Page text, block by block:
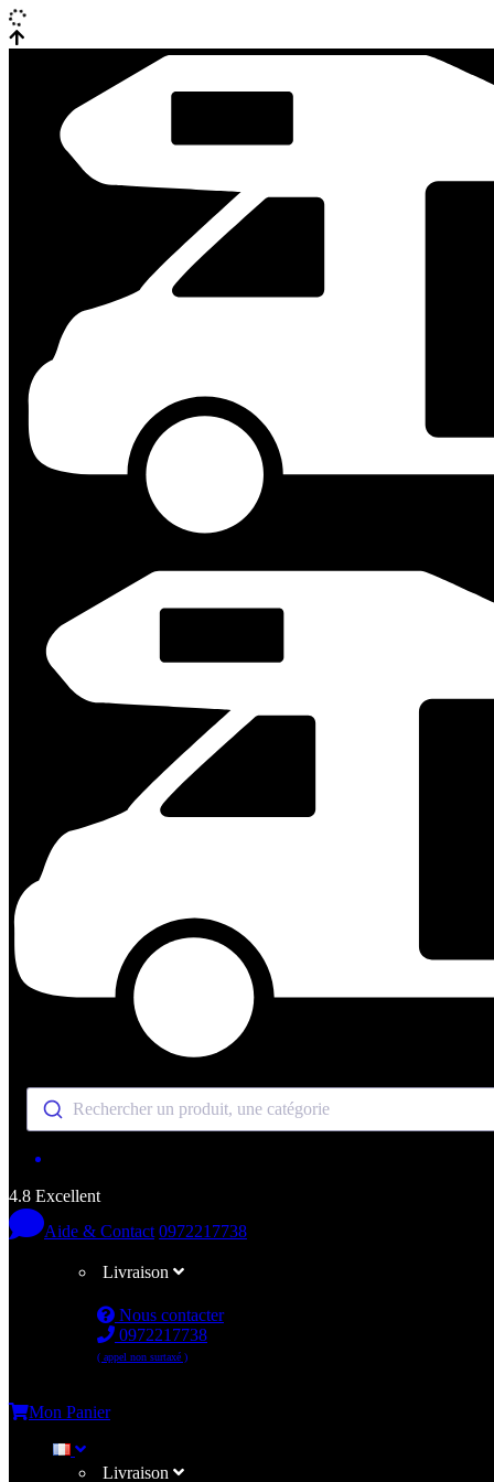
Rechercher un produit, une catégorie
4.8 Excellent
Aide & Contact 0972217738
Livraison
Nous contacter
0972217738
( appel non surtaxé )
Mon Panier
Livraison